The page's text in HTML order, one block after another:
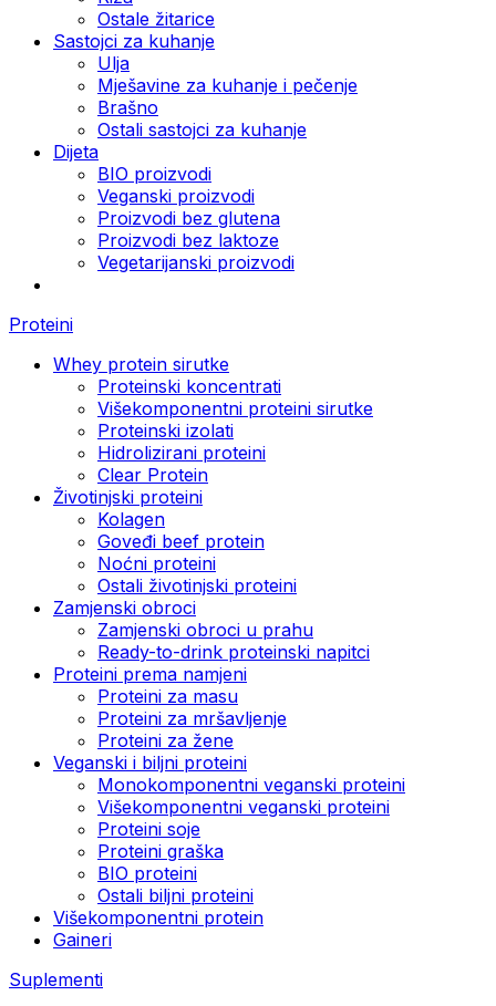
Ostale žitarice
Sastojci za kuhanje
Ulja
Mješavine za kuhanje i pečenje
Brašno
Ostali sastojci za kuhanje
Dijeta
BIO proizvodi
Veganski proizvodi
Proizvodi bez glutena
Proizvodi bez laktoze
Vegetarijanski proizvodi
Proteini
Whey protein sirutke
Proteinski koncentrati
Višekomponentni proteini sirutke
Proteinski izolati
Hidrolizirani proteini
Clear Protein
Životinjski proteini
Kolagen
Goveđi beef protein
Noćni proteini
Ostali životinjski proteini
Zamjenski obroci
Zamjenski obroci u prahu
Ready-to-drink proteinski napitci
Proteini prema namjeni
Proteini za masu
Proteini za mršavljenje
Proteini za žene
Veganski i biljni proteini
Monokomponentni veganski proteini
Višekomponentni veganski proteini
Proteini soje
Proteini graška
BIO proteini
Ostali biljni proteini
Višekomponentni protein
Gaineri
Suplementi